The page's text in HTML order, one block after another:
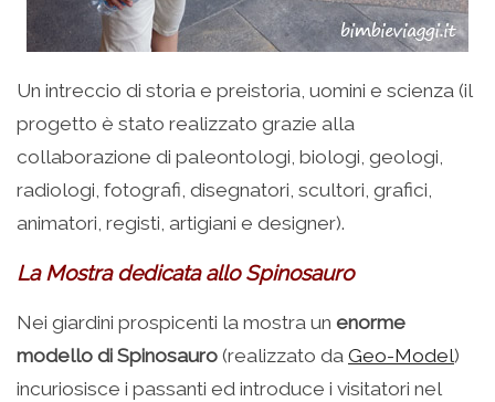
Un intreccio di storia e preistoria, uomini e scienza (il
progetto è stato realizzato grazie alla
collaborazione di paleontologi, biologi, geologi,
radiologi, fotografi, disegnatori, scultori, grafici,
animatori, registi, artigiani e designer).
La Mostra dedicata allo Spinosauro
Nei giardini prospicenti la mostra un enorme
modello di Spinosauro (realizzato da Geo-Model)
incuriosisce i passanti ed introduce i visitatori nel